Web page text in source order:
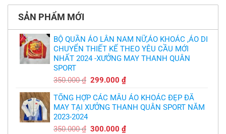
tại
TPHCM
Hag
lại
trích
cầu
thủ,
thừa
nhận
sự
thật
chát
bầy
quỷ
nhỏ
luận
Thiết
và
in
áo
bóng
chuyền
theo
yêu
,thiết
free
SẢN PHẨM MỚI
BỘ QUẦN ÁO LÂN NAM NỮ,ÁO KHOÁC ,ÁO DI
CHUYỂN THIẾT KẾ THEO YÊU CẦU MỚI
NHẤT 2024 -XƯỞNG MAY THANH QUÂN
SPORT
350.000₫ Giá
là:
350.000 ₫.
299.000₫Giá
tại
là:
TỔNG HỢP CÁC MẪU ÁO KHOÁC ĐẸP ĐÃ
MAY TẠI XƯỞNG THANH QUÂN SPORT NĂM
2023-2024
350.000₫ Giá
300.000₫Giá